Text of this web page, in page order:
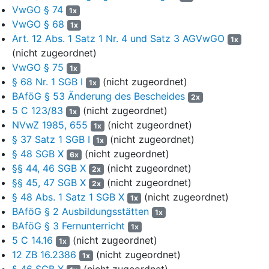
Bewilligung von Ausbildungsförderung ab. Zur Begründung wurde
ausgeführt, die Klägerin habe ihren Grundanspruch auf
Ausbildungsförderung gemäß
Abschluss des Studiums Soziale Arbeit ausgeschöpft und die
Voraussetzungen für die Förderung einer weiteren Ausbildung
gemäß§ 7 Abs. 2 BAföG
Am 1. Dezember 2023 stellte die Klägerin unter Vorlage einer
Leistungsbescheinigung der U. W. erneut einen Antrag auf
Ausbildungsförderung für ihr Studium der Rechtswissenschaften
an der U. W. Der Beklagte teilte der Klägerin daraufhin mit, dass
dieser Antrag nicht bearbeitet werde, da sie bereits mit Bescheid
vom 10. November 2023 die Information erhalten habe, dass sie
dem Grunde nach nicht mehr gefördert werden könne.
Mit E-Mail an den Beklagten vom 13. Dezember 2023 gab die
Klägerin an, sie habe ihr Studium der Rechtswissenschaften nach
langer Unterbrechung und Studiengangwechsel
wiederaufgenommen und wolle im März 2024 ihr Staatsexamen
ablegen. Sie habe seit Dezember 2023 von Seiten der Universität
die Voraussetzungen für eine BAföG-Förderung erfüllt. Da ihr
VwGO § 74 1x
VwGO § 68 1x
Art. 12 Abs. 1 Satz 1 Nr. 4 und Satz 3 AGVwGO 1x
(nicht zugeordnet)
VwGO § 75
1x
§ 68 Nr. 1 SGB I 1x (nicht zugeordnet)
BAföG § 53 Änderung des Bescheides
2x
5 C 123/83 1x (nicht zugeordnet)
NVwZ 1985, 655
1x (nicht zugeordnet)
§ 37 Satz 1 SGB I
1x (nicht zugeordnet)
§ 48 SGB X
6x (nicht zugeordnet)
§§ 44, 46 SGB X
2x (nicht zugeordnet)
§§ 45, 47 SGB X
2x (nicht zugeordnet)
§ 48 Abs. 1 Satz 1 SGB X
1x (nicht zugeordnet)
BAföG § 2 Ausbildungsstätten
1x
BAföG § 3 Fernunterricht 1x
5 C 14.16 1x (nicht zugeordnet)
12 ZB 16.2386
1x (nicht zugeordnet)